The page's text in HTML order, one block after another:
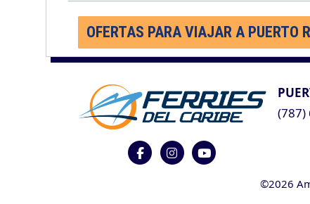
OFERTAS PARA VIAJAR A PUERTO
(787)
©2026